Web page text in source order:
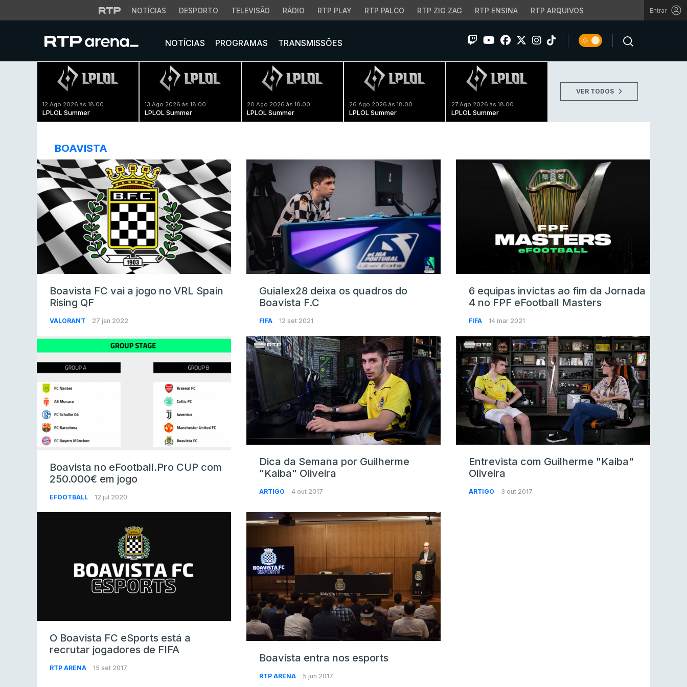
NOTÍCIAS DESPORTO TELEVISÃO RÁDIO RTP PLAY RTP PALCO RTP ZIG ZAG RTP ENSINA RTP ARQUIVOS Entrar
NOTÍCIAS PROGRAMAS TRANSMISSÕES
12 Ago 2026 às 18:00
LPLOL Summer
13 Ago 2026 às 18:00
LPLOL Summer
20 Ago 2026 às 18:00
LPLOL Summer
26 Ago 2026 às 18:00
LPLOL Summer
27 Ago 2026 às 18:00
LPLOL Summer
VER TODOS
BOAVISTA
Boavista FC vai a jogo no VRL Spain
Rising QF
VALORANT 27 jan 2022
Guialex28 deixa os quadros do
Boavista F.C
FIFA 12 set 2021
6 equipas invictas ao fim da Jornada
4 no FPF eFootball Masters
FIFA 14 mar 2021
Boavista no eFootball.Pro CUP com
250.000€ em jogo
EFOOTBALL 12 jul 2020
Dica da Semana por Guilherme
"Kaiba" Oliveira
ARTIGO 4 out 2017
Entrevista com Guilherme "Kaiba"
Oliveira
ARTIGO 3 out 2017
O Boavista FC eSports está a
recrutar jogadores de FIFA
RTP ARENA 15 set 2017
Boavista entra nos esports
RTP ARENA 5 jun 2017